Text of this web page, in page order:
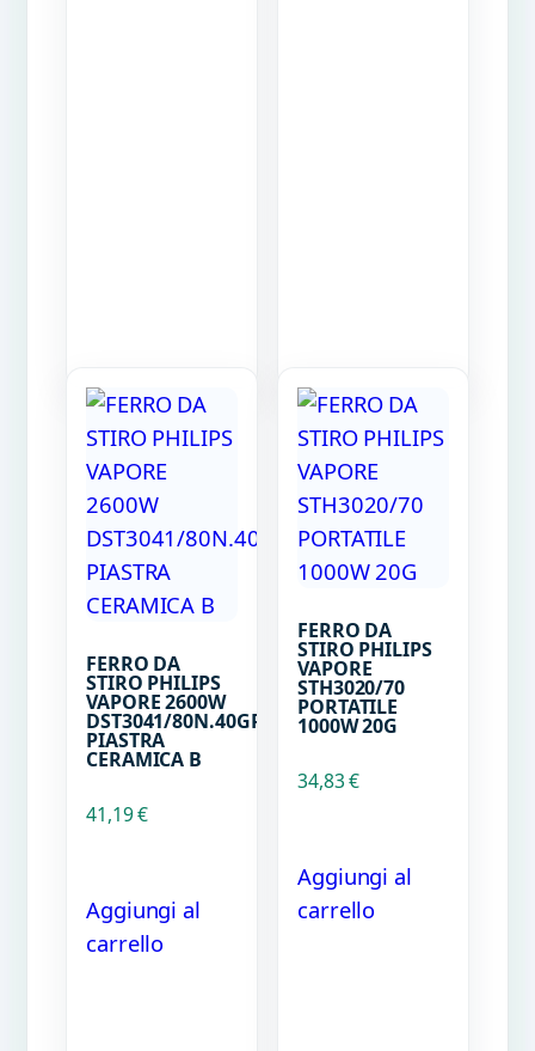
FERRO DA
STIRO PHILIPS
VAPORE 2600W
DST3041/80N.40GR
PIASTRA
CERAMICA B
41,19€
Aggiungi al
carrello
FERRO DA
STIRO PHILIPS
VAPORE
STH3020/70
PORTATILE
1000W 20G
34,83€
Aggiungi al
carrello